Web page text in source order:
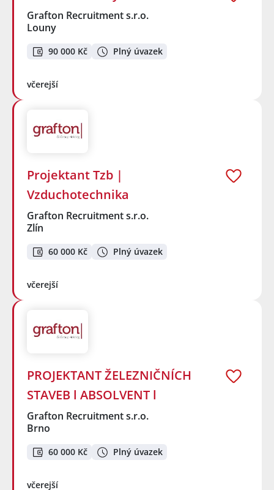
Grafton Recruitment s.r.o.
Louny
90 000 Kč Plný úvazek
včerejší
Projektant Tzb |
Vzduchotechnika
Grafton Recruitment s.r.o.
Zlín
60 000 Kč Plný úvazek
včerejší
PROJEKTANT ŽELEZNIČNÍCH
STAVEB l ABSOLVENT l
Grafton Recruitment s.r.o.
Brno
60 000 Kč Plný úvazek
včerejší